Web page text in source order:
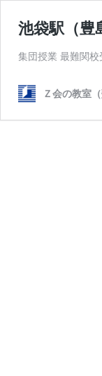
池袋駅（豊
集団授業 最難関
Ｚ会の教室